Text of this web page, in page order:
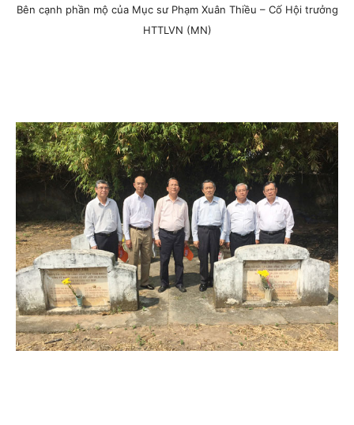
Bên cạnh phần mộ của Mục sư Phạm Xuân Thiều – Cố Hội trưởng
HTTLVN (MN)